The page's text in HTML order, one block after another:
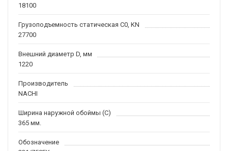
18100
Грузоподъемность статическая C0, KN
27700
Внешний диаметр D, мм
1220
Производитель
NACHI
Ширина наружной обоймы (C)
365 мм.
Обозначение